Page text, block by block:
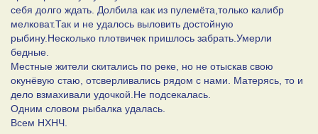
себя долго ждать. Долбила как из пулемёта,только калибр
мелковат.Так и не удалось выловить достойную
рыбину.Несколько плотвичек пришлось забрать.Умерли
бедные.
Местные жители скитались по реке, но не отыскав свою
окунёвую стаю, отсверливались рядом с нами. Матерясь, то и
дело взмахивали удочкой.Не подсекалась.
Одним словом рыбалка удалась.
Всем НХНЧ.